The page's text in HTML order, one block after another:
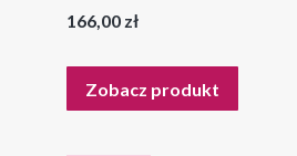
Cena
166,00 zł
Zobacz produkt